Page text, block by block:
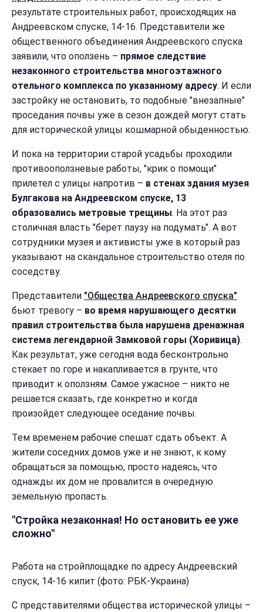
результате строительных работ, происходящих на
Андреевском спуске, 14-16. Представители же
общественного объединения Андреевского спуска
заявили, что оползень – прямое следствие
незаконного строительства многоэтажного
отельного комплекса по указанному адресу. И если
застройку не остановить, то подобные "внезапные"
проседания почвы уже в сезон дождей могут стать
для исторической улицы кошмарной обыденностью.
И пока на территории старой усадьбы проходили
противооползневые работы, "крик о помощи"
прилетел с улицы напротив – в стенах здания музея
Булгакова на Андреевском спуске, 13
образовались метровые трещины. На этот раз
столичная власть "берет паузу на подумать". А вот
сотрудники музея и активисты уже в который раз
указывают на скандальное строительство отеля по
соседству.
Представители "Общества Андреевского спуска"
бьют тревогу – во время нарушающего десятки
правил строительства была нарушена дренажная
система легендарной Замковой горы (Хоривица).
Как результат, уже сегодня вода бесконтрольно
стекает по горе и накапливается в грунте, что
приводит к оползням. Самое ужасное – никто не
решается сказать, где конкретно и когда
произойдет следующее оседание почвы.
Тем временем рабочие спешат сдать объект. А
жители соседних домов уже и не знают, к кому
обращаться за помощью, просто надеясь, что
однажды их дом не провалится в очередную
земельную пропасть.
"Стройка незаконная! Но остановить ее уже
сложно"
Работа на стройплощадке по адресу Андреевский
спуск, 14-16 кипит (фото: РБК-Украина)
С представителями общества исторической улицы –